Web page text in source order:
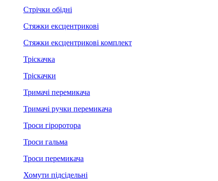
Стрічки обідні
Стяжки ексцентрикові
Стяжки ексцентрикові комплект
Тріскачка
Тріскачки
Тримачі перемикача
Тримачі ручки перемикача
Троси гіроротора
Троси гальма
Троси перемикача
Хомути підсідельні